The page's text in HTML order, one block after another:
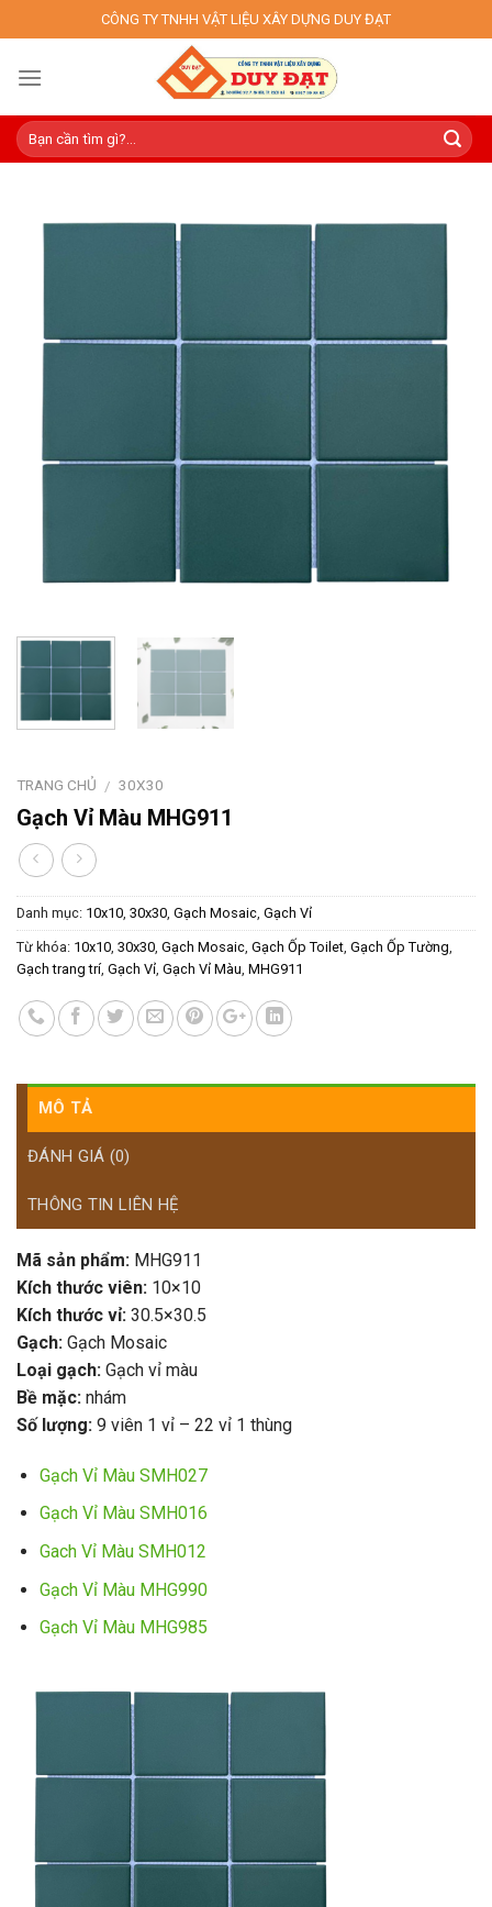
to
content
CÔNG TY TNHH VẬT LIỆU XÂY DỰNG DUY ĐẠT
TRANG CHỦ / 30X30
Gạch Vỉ Màu MHG911
Danh mục: 10x10, 30x30, Gạch Mosaic, Gạch Vỉ
Từ khóa: 10x10, 30x30, Gạch Mosaic, Gạch Ốp Toilet, Gạch Ốp Tường,
Gạch trang trí, Gạch Vỉ, Gạch Vỉ Màu, MHG911
MÔ TẢ
ĐÁNH GIÁ (0)
THÔNG TIN LIÊN HỆ
Mã sản phẩm: MHG911
Kích thước viên: 10×10
Kích thước vỉ: 30.5×30.5
Gạch: Gạch Mosaic
Loại gạch: Gạch vỉ màu
Bề mặc: nhám
Số lượng: 9 viên 1 vỉ – 22 vỉ 1 thùng
Gạch Vỉ Màu SMH027
Gạch Vỉ Màu SMH016
Gach Vỉ Màu SMH012
Gạch Vỉ Màu MHG990
Gạch Vỉ Màu MHG985